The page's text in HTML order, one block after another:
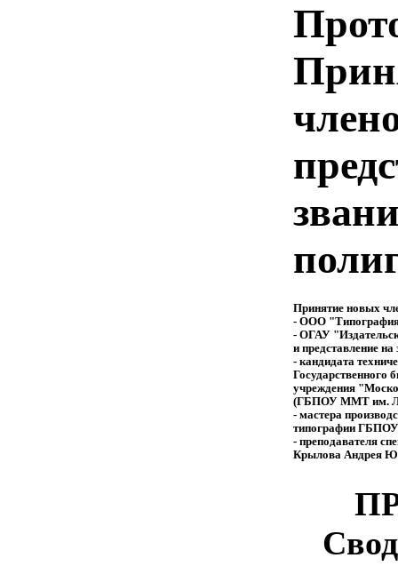
Принятие новых
- ООО
- ОГАУ
и представление
- кандидата
Государственного
учреждения
(ГБПОУ ММТ им.
- мастера
типографии
- преподавателя
Крылова Андрея